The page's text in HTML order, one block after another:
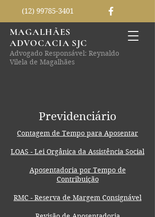
(12) 99785-3401
MAGALHÃES
ADVOCACIA SJC
Advogado Responsável: Reynaldo
Vilela de Magalhães
Previdenciário
Contagem de Tempo para Aposentar
LOAS - Lei Orgânica da Assistência Social
Aposentadoria por Tempo de
Contribuição
RMC - Reserva de Margem Consignável